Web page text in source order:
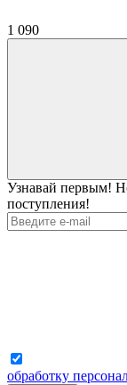
1 090
Узнавай первым!
поступления!
обработку